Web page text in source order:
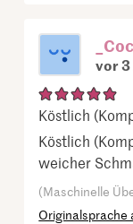
vor 3
Köstlich
Köstlich
weicher
(Maschinelle
Originalsprache